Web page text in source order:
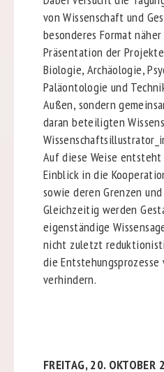
von Wissenschaft und
besonderes Format
Präsentation der
Biologie, Archäologie,
Paläontologie und
Außen, sondern
daran beteiligten
Auf diese Weise
Einblick in die
sowie deren Grenzen
Gleichzeitig werden
eigenständige
nicht zuletzt
die Entstehungsprozesse
verhindern.
FREITAG, 20. OKTOBER